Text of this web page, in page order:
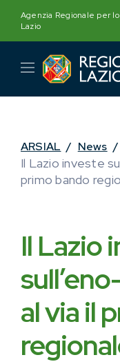
content
Agenzia Regionale per
Lazio
ARSIAL / News /
Il Lazio investe
primo bando
Il Lazio
al via il